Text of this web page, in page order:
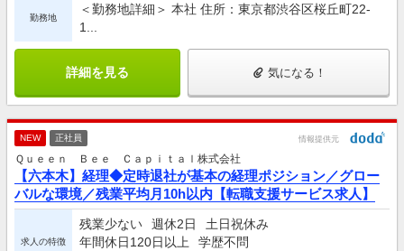
勤務地
＜勤務地詳細＞ 本社 住所：東京都渋谷区桜丘町22-
1...
詳細を見る 気になる！
NEW 正社員 情報提供元
Ｑｕｅｅｎ Ｂｅｅ Ｃａｐｉｔａｌ株式会社
【六本木】経理◆定時退社が基本の経理ポジション／グロー
バルな環境／残業平均月10h以内【転職支援サービス求人】
求人の特徴
残業少ない 週休2日
土日祝休み
年間休日120日以上
学歴不問